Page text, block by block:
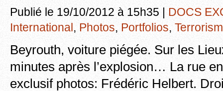
Publié le 19/10/2012 à 15h35 | DOCS
International, Photos, Portfolios,
Beyrouth, voiture piégée. Sur les
minutes après l’explosion… La rue
exclusif photos: Frédéric Helbert.